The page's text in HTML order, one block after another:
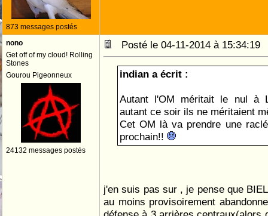
873 messages postés
nono
Get off of my cloud! Rolling
Stones
Gourou Pigeonneux
24132 messages postés
Posté le 04-11-2014 à
indian a écrit :
Autant l'OM méritait le nul à
autant ce soir ils ne méritaient
Cet OM là va prendre une
prochain!!
j'en suis pas sur , je pense que
au moins provisoirement